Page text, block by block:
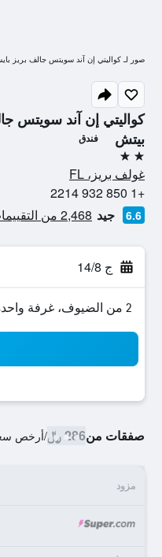
كواليتي إن آند سويتس
بيتش
فندق
2 نجمتين
غولف بريز، FL
+1 850 932 2214
6.6 جيد 2,468 من التقييمات تم التحقق منها
ج 14/8
2 من الضيوف، غرفة واحدة
صفقات من286 ﷼ /أرخص
مزود
صور لـ كواليتي إن آند سويتس جالف بريز